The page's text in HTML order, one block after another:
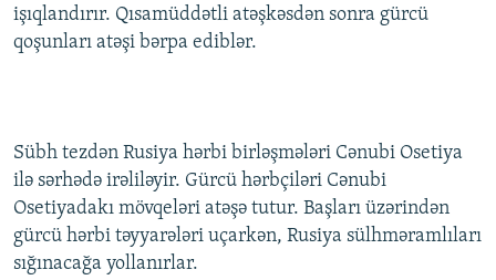
MULTIMEDIA
İNFOQRAFIKA
KARIKATURA
AZƏRBAYCAN ƏDƏBIYYATI KITABXANASI
İSLAM VƏ DEMOKRATIYA
İZ - MƏDƏNIYYƏT PROQRAMI
MISSIYAMIZ
PEŞƏ ETIKASI VƏ JURNALISTIKA STANDARTLARIMIZ
MATERIALLARIMIZDAN ISTIFADƏ
AZADLIQRADIOSU MOBIL TELEFONUNUZDA
BIZI IZLƏ
RFE/RL-in bütün saytları
işıqlandırır. Qısamüddətli atəşkəsdən sonra gürcü
qoşunları atəşi bərpa ediblər.
Sübh tezdən Rusiya hərbi birləşmələri Cənubi Osetiya
ilə sərhədə irəliləyir. Gürcü hərbçiləri Cənubi
Osetiyadakı mövqeləri atəşə tutur. Başları üzərindən
gürcü hərbi təyyarələri uçarkən, Rusiya sülhməramlıları
sığınacağa yollanırlar.